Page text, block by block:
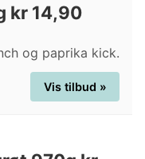
kr 14,90
og paprika kick.
Vis tilbud »